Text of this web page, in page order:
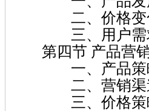
二、价格变
三、用户需求
第四节 产品营销
一、产品策
二、营销渠
三、价格策